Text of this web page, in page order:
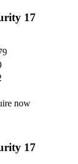
17
now
17